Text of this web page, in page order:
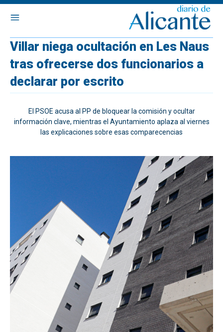
Villar niega ocultación en Les Naus
tras ofrecerse dos funcionarios a
declarar por escrito
El PSOE acusa al PP de bloquear la comisión y ocultar
información clave, mientras el Ayuntamiento aplaza al viernes
las explicaciones sobre esas comparecencias